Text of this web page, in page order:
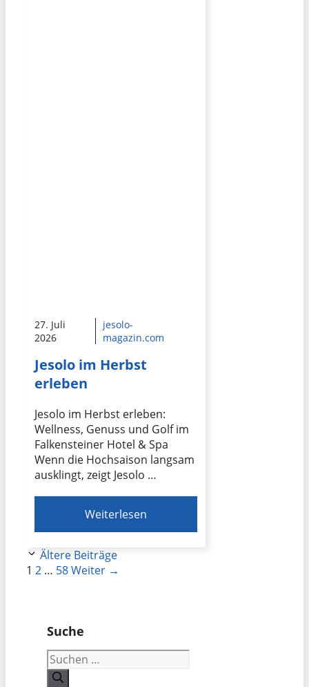
27. Juli
2026
jesolo-
magazin.com
Jesolo im Herbst
erleben
Jesolo im Herbst erleben:
Wellness, Genuss und Golf im
Falkensteiner Hotel & Spa
Wenn die Hochsaison langsam
ausklingt, zeigt Jesolo …
Weiterlesen
Ältere Beiträge
Seite
1 Seite
2 … Seite
58Weiter →
Suche
Suchen
nach: